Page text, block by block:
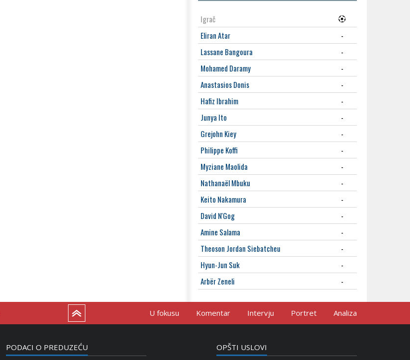
Igrač
Eliran Atar
-
Lassane Bangoura
-
Mohamed Daramy
-
Anastasios Donis
-
Hafiz Ibrahim
-
Junya Ito
-
Grejohn Kiey
-
Philippe Koffi
-
Myziane Maolida
-
Nathanaël Mbuku
-
Keito Nakamura
-
David N'Gog
-
Amine Salama
-
Theoson Jordan Siebatcheu
-
Hyun-Jun Suk
-
Arbër Zeneli
-
U fokusu Komentar Intervju Portret Analiza
PODACI O PREDUZEĆU OPŠTI USLOVI